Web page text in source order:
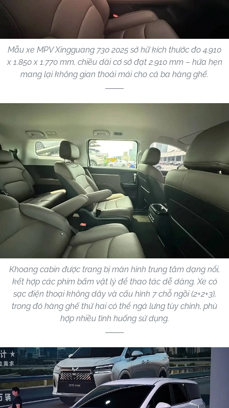
Mẫu xe MPV Xingguang 730 2025 sở hữ kích thước đo 4.910
x 1.850 x 1.770 mm, chiều dài cơ sở đạt 2.910 mm – hứa hẹn
mang lại không gian thoải mái cho cả ba hàng ghế.
Khoang cabin được trang bị màn hình trung tâm dạng nổi,
kết hợp các phím bấm vật lý để thao tác dễ dàng. Xe có
sạc điện thoại không dây và cấu hình 7 chỗ ngồi (2+2+3),
trong đó hàng ghế thứ hai có thể ngả lưng tùy chỉnh, phù
hợp nhiều tình huống sử dụng.